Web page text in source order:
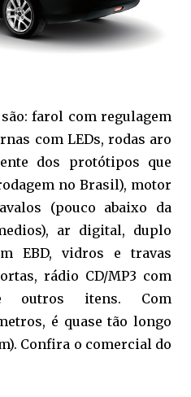
são: farol com regulagem
com LEDs, rodas aro
dos protótipos que
no Brasil), motor
(pouco abaixo da
ar digital, duplo
EBD, vidros e travas
rádio CD/MP3 com
outros itens. Com
é quase tão longo
Confira o comercial do